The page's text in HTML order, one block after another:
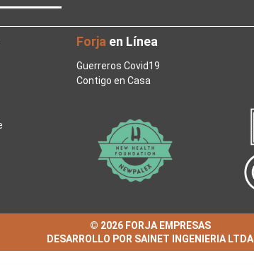
Forja en Línea
Guerreros Covid19
Contigo en Casa
© 2026 FORJA EMPRESAS
DESARROLLO POR SAINET INGENIERIA LTDA